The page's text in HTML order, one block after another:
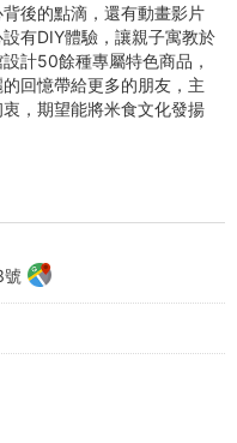
後的點滴，還有動畫影片
有DIY體驗，讓親子寓教於
計50餘種專屬特色商品，
回憶帶給更多的朋友，主
，期望能將米食文化發揚
號